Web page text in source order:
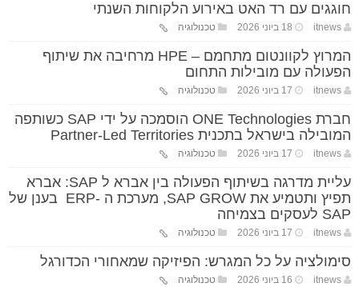
חוגגים עם רד האט באירוע הלקוחות השנתי
itnews 18 ביוני 2026 טכנולוגיה
המרוץ לקוונטום מתחמם – HPE מרחיבה את שיתוף
הפעולה עם מובילות התחום
itnews 17 ביוני 2026 טכנולוגיה
חברת ONE Technologies הוסמכה על ידי SAP כשותפה
המובילה בישראל בתכנית Partner-Led Territories
itnews 17 ביוני 2026 טכנולוגיה
עליית מדרגה בשיתוף הפעולה בין אברא ל SAP: אברא
תפיץ ותטמיע את SAP GROW, מערכת ה -ERP בענן של
SAP לעסקים בצמיחה
itnews 17 ביוני 2026 טכנולוגיה
סימולציה על כל המגרש: הפיזיקה שמאחורי הכדורגל
itnews 16 ביוני 2026 טכנולוגיה